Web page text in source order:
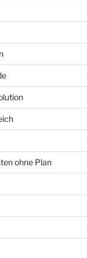
ohne Plan